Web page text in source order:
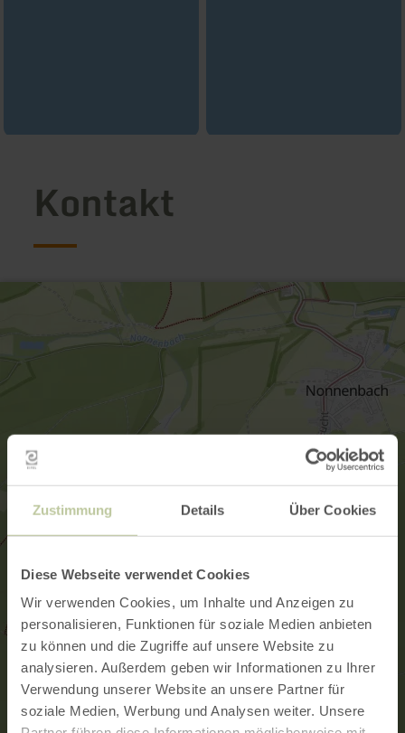
Zustimmung Details Über Cookies
Diese Webseite verwendet Cookies
Wir verwenden Cookies, um Inhalte und Anzeigen zu
personalisieren, Funktionen für soziale Medien anbieten
zu können und die Zugriffe auf unsere Website zu
analysieren. Außerdem geben wir Informationen zu Ihrer
Verwendung unserer Website an unsere Partner für
soziale Medien, Werbung und Analysen weiter. Unsere
Kontakt